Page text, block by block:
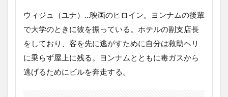
ウィジュ（ユナ）…映画のヒロイン。ヨンナムの後輩
で大学のときに彼を振っている。ホテルの副支店長
をしており、客を先に逃がすために自分は救助ヘリ
に乗らず屋上に残る。ヨンナムとともに毒ガスから
逃げるためにビルを奔走する。